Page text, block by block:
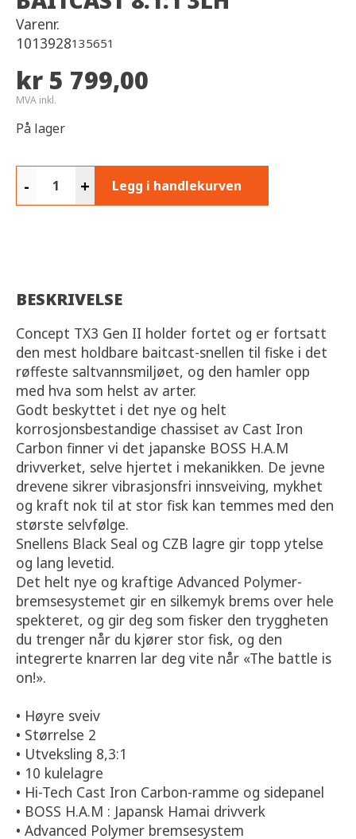
Varenr.
1013928135651
kr 5 799,00
MVA inkl.
På lager
- + Legg i handlekurven
BESKRIVELSE
Concept TX3 Gen II holder fortet og er fortsatt
den mest holdbare baitcast-snellen til fiske i det
røffeste saltvannsmiljøet, og den hamler opp
med hva som helst av arter.
Godt beskyttet i det nye og helt
korrosjonsbestandige chassiset av Cast Iron
Carbon finner vi det japanske BOSS H.A.M
drivverket, selve hjertet i mekanikken. De jevne
drevene sikrer vibrasjonsfri innsveiving, mykhet
og kraft nok til at stor fisk kan temmes med den
største selvfølge.
Snellens Black Seal og CZB lagre gir topp ytelse
og lang levetid.
Det helt nye og kraftige Advanced Polymer-
bremsesystemet gir en silkemyk brems over hele
spekteret, og gir deg som fisker den tryggheten
du trenger når du kjører stor fisk, og den
integrerte knarren lar deg vite når «The battle is
on!».
• Høyre sveiv
• Størrelse 2
• Utveksling 8,3:1
• 10 kulelagre
• Hi-Tech Cast Iron Carbon-ramme og sidepanel
• BOSS H.A.M : Japansk Hamai drivverk
• Advanced Polymer bremsesystem